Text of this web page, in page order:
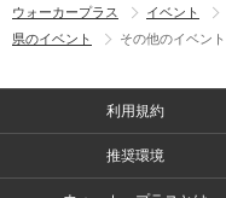
ウォーカープラス イベント
県のイベント
その他のイベント
利用規約
推奨環境